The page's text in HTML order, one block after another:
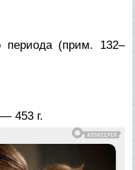
периода (прим. 132–
— 453 г.